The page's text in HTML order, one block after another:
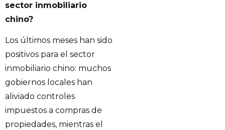
sector inmobiliario
chino?
Los últimos meses han sido
positivos para el sector
inmobiliario chino: muchos
gobiernos locales han
aliviado controles
impuestos a compras de
propiedades, mientras el